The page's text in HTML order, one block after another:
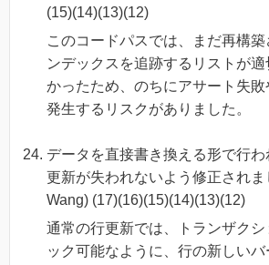
(15)(14)(13)(12)
このコードパスでは、まだ再構築
ンデックスを追跡するリストが
かったため、のちにアサート失
発生するリスクがありました。
データを直接書き換える形で行
更新が失われないよう修正されま
Wang) (17)(16)(15)(14)(13)(12)
通常の行更新では、トランザク
ック可能なように、行の新しいバ